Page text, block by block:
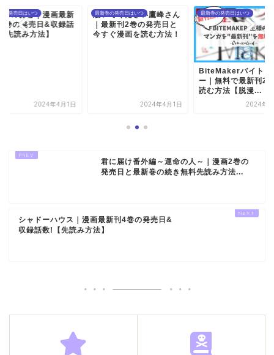
の発売日はいつ
てください鷹峰さん
新刊2巻の発売日と
ぐ漫画を読む方法！
2024年4月1日
最新巻の発売日はいつ
2024年4月1日
最新巻の発売日はいつ
ましろのおと｜漫画
刊24巻の発売日&収
数!【先読み方法】
2024年4
君に届け番外編～運命の人～｜漫画2巻の
発売日と最新巻の続き無料先読み方法...
シャドーハウス｜漫画最新刊4巻の発売日&
収録話数!【先読み方法】